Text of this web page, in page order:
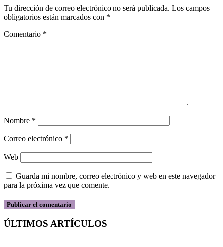
Tu dirección de correo electrónico no será publicada. Los campos
obligatorios están marcados con *
Comentario *
Nombre *
Correo electrónico *
Web
Guarda mi nombre, correo electrónico y web en este navegador
para la próxima vez que comente.
ÚLTIMOS ARTÍCULOS